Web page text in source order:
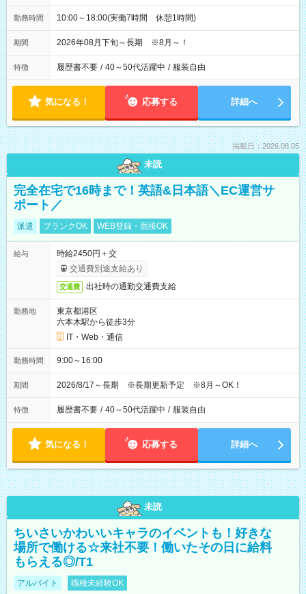
勤務時間 10:00～18:00(実働7時間 休憩1時間)
期間 2026年08月下旬～長期 ※8月～！
特徴 履歴書不要 / 40～50代活躍中 / 服装自由
気になる！ 応募する 詳細へ
掲載日：2026.08.05
未読
完全在宅で16時まで！英語&日本語＼EC運営サ
ポート／
派遣 ブランクOK WEB登録・面接OK
給与
時給2450円＋交
交通費別途支給あり
交通費 出社時の通勤交通費支給
勤務地
東京都港区
六本木駅から徒歩3分
IT・Web・通信
勤務時間 9:00～16:00
期間 2026/8/17～長期 ※長期更新予定 ※8月～OK！
特徴 履歴書不要 / 40～50代活躍中 / 服装自由
気になる！ 応募する 詳細へ
未読
ちいさいかわいいキャラのイベントも！好きな
場所で働ける☆来社不要！働いたその日に給料
もらえる◎/T1
アルバイト 職種未経験OK